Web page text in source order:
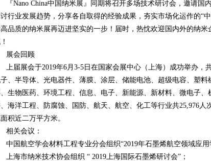
『Nano China中国纳米展』同期将召开多场技术研讨会，邀请国
行业发展趋势，分享各自取得的经验成果，夯实市场化运作的“
高品质的纳米展再迈进坚实的一步！届时，热忱欢迎国内外的纳
展会回顾
上届展会于2019年6月3-5日在国家会展中心（上海）成功举办，
、半导体、光电器件、薄膜、涂层、储能电池、超级电容、塑
生物医药、环境工程、信息、电子、新能源、新材料、微电子
海洋工程、防腐蚀、国防、航天、航空、化工等行业共25,976人
积近二万平方米。
相关会议：
中国航空学会材料工程专业分会组织“2019年石墨烯航空领域应用
上海市纳米技术协会组织 “ 2019上海国际石墨烯研讨会”；